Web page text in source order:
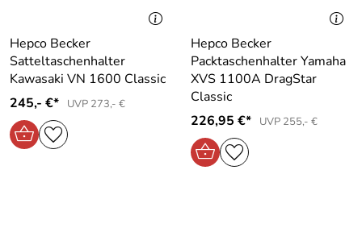
Hepco Becker
Satteltaschenhalter
Kawasaki VN 1600 Classic
245,- €*
UVP 273,- €
Hepco Becker
Packtaschenhalter Yamaha
XVS 1100A DragStar
Classic
226,95 €*
UVP 255,- €